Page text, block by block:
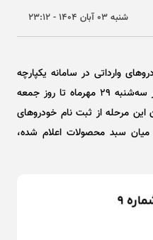
شنبه ۰۳ آبان ۱۴۰۴ - ۲۳:۱۲
وارداتی در سامانه یکپارچه
عرضه خودرو‌های وارداتی آغاز و از روز سه‌شنبه ۲۹ مهرماه تا روز جمعه
این مرحله از ثبت نام خودرو‌های
میان سبد محصولات اعلام شده،